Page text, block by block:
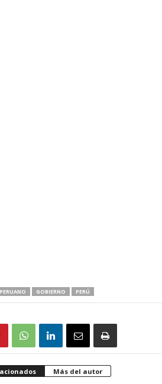
GOBIERNO PERÚ
Más del autor